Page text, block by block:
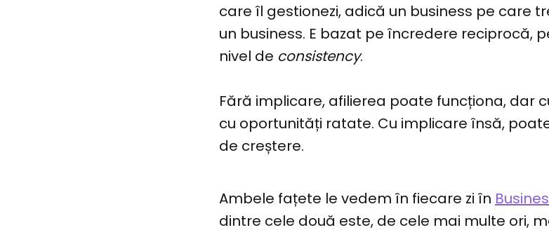
care îl gestionezi, adică un business pe care
un business. E bazat pe încredere reciprocă,
nivel de consistency.
Fără implicare, afilierea poate funcționa, dar
cu oportunități ratate. Cu implicare însă,
de creștere.
Ambele fațete le vedem în fiecare zi în
dintre cele două este, de cele mai multe ori,